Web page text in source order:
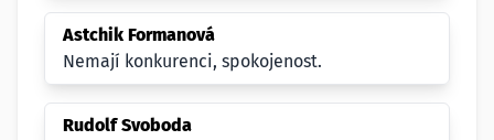
Astchik Formanová
Nemají konkurenci, spokojenost.
Rudolf Svoboda